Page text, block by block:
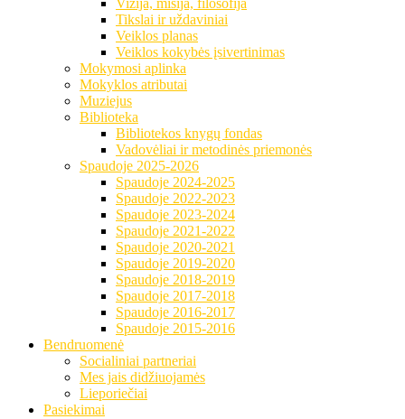
Vizija, misija, filosofija
Tikslai ir uždaviniai
Veiklos planas
Veiklos kokybės įsivertinimas
Mokymosi aplinka
Mokyklos atributai
Muziejus
Biblioteka
Bibliotekos knygų fondas
Vadovėliai ir metodinės priemonės
Spaudoje 2025-2026
Spaudoje 2024-2025
Spaudoje 2022-2023
Spaudoje 2023-2024
Spaudoje 2021-2022
Spaudoje 2020-2021
Spaudoje 2019-2020
Spaudoje 2018-2019
Spaudoje 2017-2018
Spaudoje 2016-2017
Spaudoje 2015-2016
Bendruomenė
Socialiniai partneriai
Mes jais didžiuojamės
Lieporiečiai
Pasiekimai